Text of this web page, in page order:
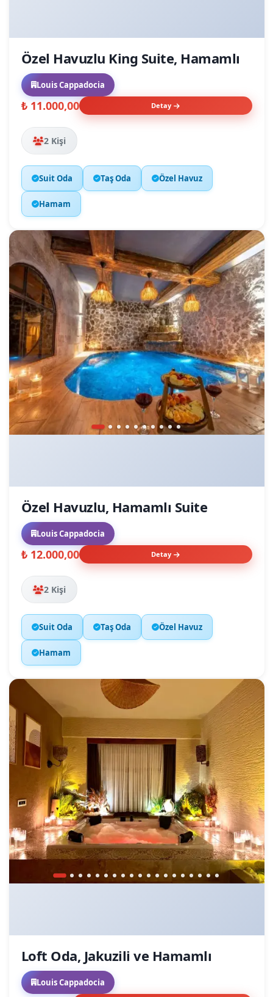
Özel Havuzlu King Suite, Hamamlı
Louis Cappadocia
₺ 11.000,00 Detay
2 Kişi
Suit Oda Taş Oda Özel Havuz
Hamam
Özel Havuzlu, Hamamlı Suite
Louis Cappadocia
₺ 12.000,00 Detay
2 Kişi
Suit Oda Taş Oda Özel Havuz
Hamam
Loft Oda, Jakuzili ve Hamamlı
Louis Cappadocia